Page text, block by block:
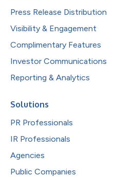
Press Release Distribution
Visibility & Engagement
Complimentary Features
Investor Communications
Reporting & Analytics
Solutions
PR Professionals
IR Professionals
Agencies
Public Companies